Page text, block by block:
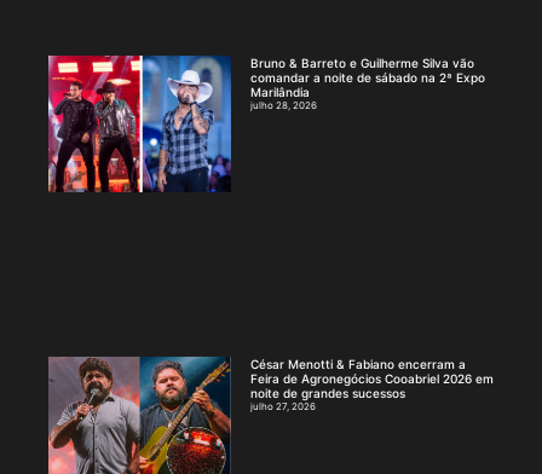
Bruno & Barreto e Guilherme Silva vão
comandar a noite de sábado na 2ª Expo
Marilândia
julho 28, 2026
César Menotti & Fabiano encerram a
Feira de Agronegócios Cooabriel 2026 em
noite de grandes sucessos
julho 27, 2026